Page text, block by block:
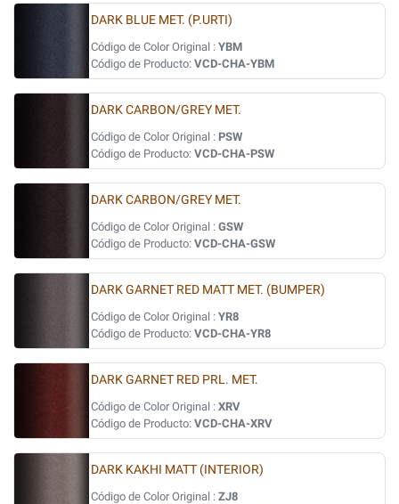
DARK BLUE MET. (P.URTI)
Código de Color Original : YBM
Código de Producto: VCD-CHA-YBM
DARK CARBON/GREY MET.
Código de Color Original : PSW
Código de Producto: VCD-CHA-PSW
DARK CARBON/GREY MET.
Código de Color Original : GSW
Código de Producto: VCD-CHA-GSW
DARK GARNET RED MATT MET. (BUMPER)
Código de Color Original : YR8
Código de Producto: VCD-CHA-YR8
DARK GARNET RED PRL. MET.
Código de Color Original : XRV
Código de Producto: VCD-CHA-XRV
DARK KAKHI MATT (INTERIOR)
Código de Color Original : ZJ8